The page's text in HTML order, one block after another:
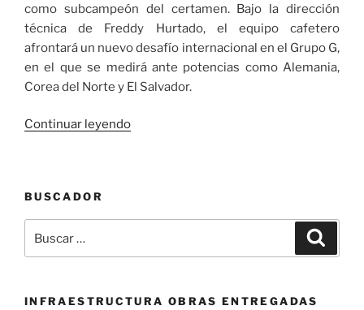
como subcampeón del certamen. Bajo la dirección
técnica de Freddy Hurtado, el equipo cafetero
afrontará un nuevo desafío internacional en el Grupo G,
en el que se medirá ante potencias como Alemania,
Corea del Norte y El Salvador.
Continuar leyendo«Se
la
Mundial
17
BUSCADOR
por:
INFRAESTRUCTURA OBRAS ENTREGADAS